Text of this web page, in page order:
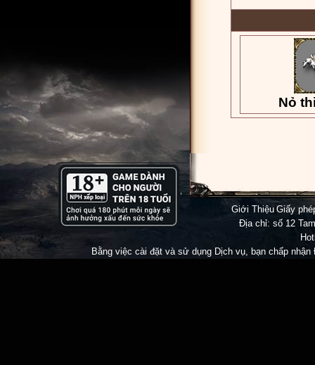
Nỏ
Giới Thiệu| Giấy
Địa chỉ: số 12
Bằng việc cài đặt và sử dụng Dịch vụ, bạn chấp nhận